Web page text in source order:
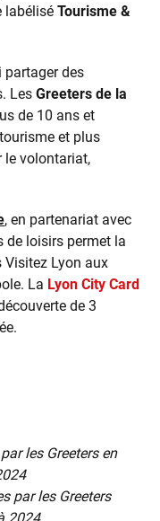
labélisé Tourisme &
partager des
Les Greeters de la
de 10 ans et
et plus
le volontariat,
, en partenariat avec
de loisirs permet la
Visitez Lyon aux
La Lyon City Card
de 3
les Greeters en
par les Greeters